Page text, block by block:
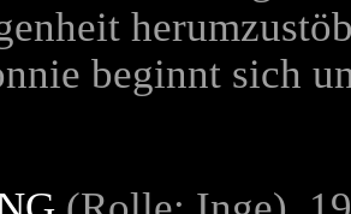
beginnt sich